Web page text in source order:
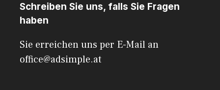
Schreiben Sie uns, falls Sie Fragen
haben
Sie erreichen uns per E-Mail an
office@adsimple.at